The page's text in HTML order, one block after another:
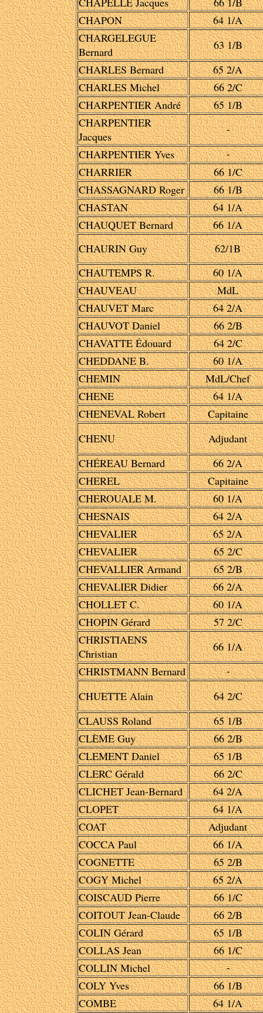
CHAPON
64 1/A
CHARGELEGUE
Bernard
63 1/B
CHARLES Bernard
65 2/A
CHARLES Michel
66 2/C
CHARPENTIER André
65 1/B
CHARPENTIER
Jacques
-
CHARPENTIER Yves -
CHARRIER
66 1/C
CHASSAGNARD Roger
66 1/B
CHASTAN
64 1/A
CHAUQUET Bernard
66 1/A
CHAURIN Guy
62/1B
CHAUTEMPS R.
60 1/A
CHAUVEAU
MdL
CHAUVET Marc
64 2/A
CHAUVOT Daniel
66 2/B
CHAVATTE Édouard
64 2/C
CHEDDANE B.
60 1/A
CHEMIN
MdL/Chef
CHENE
64 1/A
CHENEVAL Robert
Capitaine
CHENU
Adjudant
CHÉREAU Bernard
66 2/A
CHEREL
Capitaine
CHEROUALE M.
60 1/A
CHESNAIS
64 2/A
CHEVALIER
65 2/A
CHEVALIER
65 2/C
CHEVALLIER Armand
65 2/B
CHEVALIER Didier
66 2/A
CHOLLET C.
60 1/A
CHOPIN Gérard
57 2/C
CHRISTIAENS
Christian
66 1/A
CHRISTMANN Bernard
-
CHUETTE Alain
64 2/C
CLAUSS Roland
65 1/B
CLÈME Guy
66 2/B
CLEMENT Daniel
65 1/B
CLERC Gérald
66 2/C
CLICHET Jean-Bernard
64 2/A
CLOPET
64 1/A
COAT
Adjudant
COCCA Paul
66 1/A
COGNETTE
65 2/B
COGY Michel
65 2/A
COISCAUD Pierre
66 1/C
COITOUT Jean-Claude
66 2/B
COLIN Gérard
65 1/B
COLLAS Jean
66 1/C
COLLIN Michel
-
COLY Yves
66 1/B
COMBE
64 1/A